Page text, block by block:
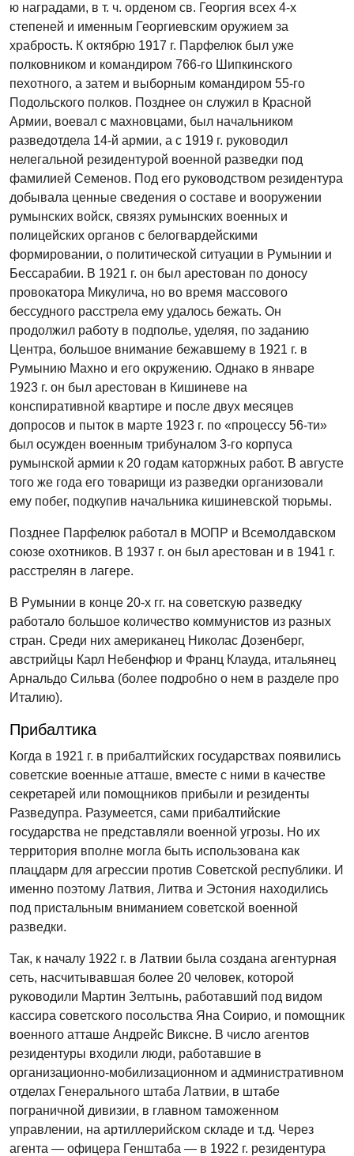
ю наградами, в т. ч. орденом св. Георгия всех 4-х
степеней и именным Георгиевским оружием за
храбрость. К октябрю 1917 г. Парфелюк был уже
полковником и командиром 766-го Шипкинского
пехотного, а затем и выборным командиром 55-го
Подольского полков. Позднее он служил в Красной
Армии, воевал с махновцами, был начальником
разведотдела 14-й армии, а с 1919 г. руководил
нелегальной резидентурой военной разведки под
фамилией Семенов. Под его руководством резидентура
добывала ценные сведения о составе и вооружении
румынских войск, связях румынских военных и
полицейских органов с белогвардейскими
формировании, о политической ситуации в Румынии и
Бессарабии. В 1921 г. он был арестован по доносу
провокатора Микулича, но во время массового
бессудного расстрела ему удалось бежать. Он
продолжил работу в подполье, уделяя, по заданию
Центра, большое внимание бежавшему в 1921 г. в
Румынию Махно и его окружению. Однако в январе
1923 г. он был арестован в Кишиневе на
конспиративной квартире и после двух месяцев
допросов и пыток в марте 1923 г. по «процессу 56-ти»
был осужден военным трибуналом 3-го корпуса
румынской армии к 20 годам каторжных работ. В августе
того же года его товарищи из разведки организовали
ему побег, подкупив начальника кишиневской тюрьмы.
Позднее Парфелюк работал в МОПР и Всемолдавском
союзе охотников. В 1937 г. он был арестован и в 1941 г.
расстрелян в лагере.
В Румынии в конце 20-х гг. на советскую разведку
работало большое количество коммунистов из разных
стран. Среди них американец Николас Дозенберг,
австрийцы Карл Небенфюр и Франц Клауда, итальянец
Арнальдо Сильва (более подробно о нем в разделе про
Италию).
Прибалтика
Когда в 1921 г. в прибалтийских государствах появились
советские военные атташе, вместе с ними в качестве
секретарей или помощников прибыли и резиденты
Разведупра. Разумеется, сами прибалтийские
государства не представляли военной угрозы. Но их
территория вполне могла быть использована как
плацдарм для агрессии против Советской республики. И
именно поэтому Латвия, Литва и Эстония находились
под пристальным вниманием советской военной
разведки.
Так, к началу 1922 г. в Латвии была создана агентурная
сеть, насчитывавшая более 20 человек, которой
руководили Мартин Зелтынь, работавший под видом
кассира советского посольства Яна Соирио, и помощник
военного атташе Андрейс Виксне. В число агентов
резидентуры входили люди, работавшие в
организационно-мобилизационном и административном
отделах Генерального штаба Латвии, в штабе
пограничной дивизии, в главном таможенном
управлении, на артиллерийском складе и т.д. Через
агента — офицера Генштаба — в 1922 г. резидентура